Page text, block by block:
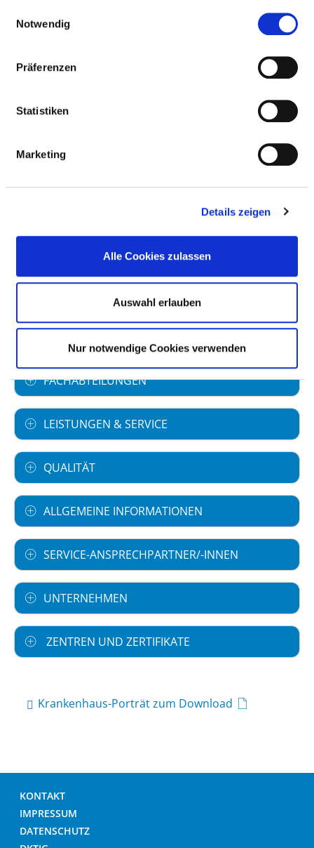
Notwendig
Präferenzen
Statistiken
Marketing
Details zeigen
Alle Cookies zulassen
Auswahl erlauben
Nur notwendige Cookies verwenden
Vollstationäre Fallzahl: 36.354
Ambulante Fallzahl: 115.618
Medizinischen Hochschule Hannover
(MHH)
FACHABTEILUNGEN
LEISTUNGEN & SERVICE
QUALITÄT
ALLGEMEINE INFORMATIONEN
SERVICE-ANSPRECHPARTNER/-INNEN
UNTERNEHMEN
ZENTREN UND ZERTIFIKATE
Krankenhaus-Porträt zum Download
KONTAKT
IMPRESSUM
DATENSCHUTZ